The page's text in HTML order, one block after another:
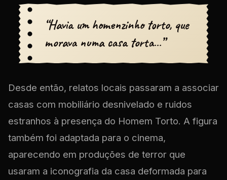
“Havia um homenzinho torto, que
morava numa casa torta…”
Desde então, relatos locais passaram a associar
casas com mobiliário desnivelado e ruidos
estranhos à presença do Homem Torto. A figura
também foi adaptada para o cinema,
aparecendo em produções de terror que
usaram a iconografia da casa deformada para